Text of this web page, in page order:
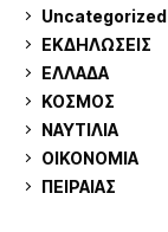
Uncategorized
ΕΚΔΗΛΩΣΕΙΣ
ΕΛΛΑΔΑ
ΚΟΣΜΟΣ
ΝΑΥΤΙΛΙΑ
ΟΙΚΟΝΟΜΙΑ
ΠΕΙΡΑΙΑΣ